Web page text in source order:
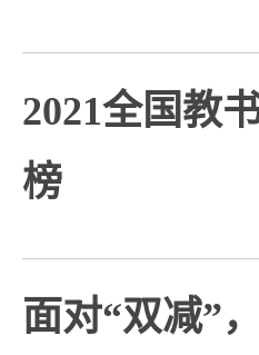
2021全国教
榜
面对“双减”